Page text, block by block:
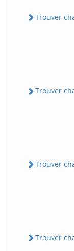
Trouver
Trouver
Trouver
Trouver